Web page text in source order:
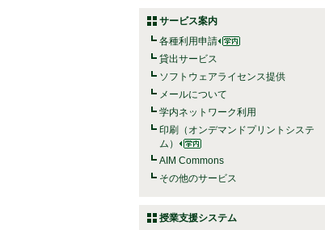
サービス案内
各種利用申請
貸出サービス
ソフトウェアライセンス提供
メールについて
学内ネットワーク利用
印刷（オンデマンドプリントシステ
ム）
AIM Commons
その他のサービス
授業支援システム